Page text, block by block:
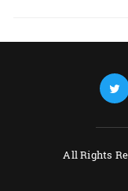
All Rights